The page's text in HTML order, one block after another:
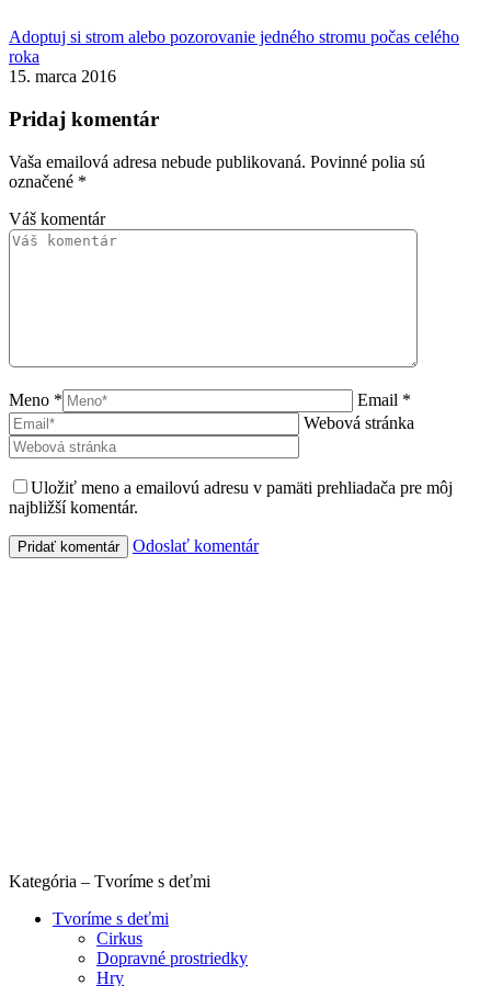
Adoptuj si strom alebo pozorovanie jedného stromu počas celého
roka
15. marca 2016
Pridaj komentár
Vaša emailová adresa nebude publikovaná. Povinné polia sú
označené *
Váš komentár
Meno *
Email *
Webová stránka
Uložiť meno a emailovú adresu v pamäti prehliadača pre môj
najbližší komentár.
Odoslať komentár
Kategória – Tvoríme s deťmi
Tvoríme s deťmi
Cirkus
Dopravné prostriedky
Hry